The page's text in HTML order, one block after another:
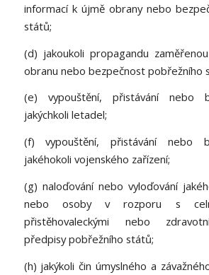
informací k újmě obrany nebo
států;
(d) jakoukoli propagandu
obranu nebo bezpečnost pobřežního
(e) vypouštění, přistávání nebo
jakýchkoli letadel;
(f) vypouštění, přistávání nebo
jakéhokoli vojenského zařízení;
(g) naloďování nebo vyloďování
nebo osoby v rozporu s
přistěhovaleckými nebo
předpisy pobřežního států;
(h) jakýkoli čin úmyslného a